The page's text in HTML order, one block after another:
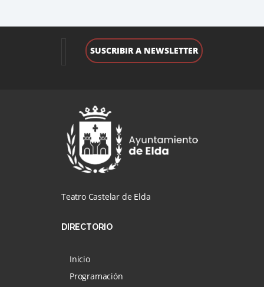
Teatro Castelar de Elda
DIRECTORIO
Inicio
Programación